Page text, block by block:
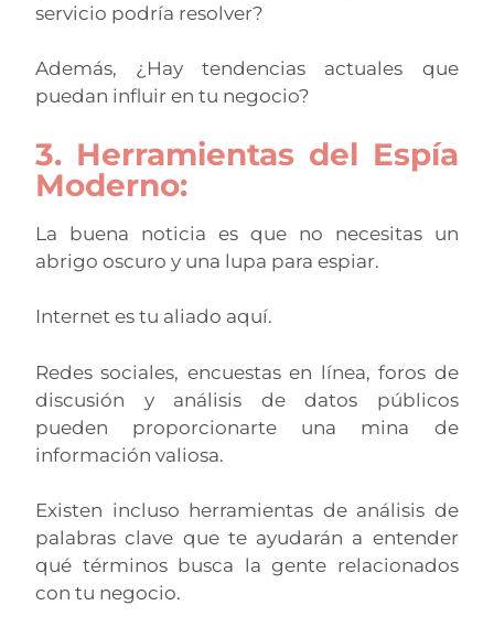
servicio podría resolver?
Además, ¿Hay tendencias actuales que
puedan influir en tu negocio?
3. Herramientas del Espía
Moderno:
La buena noticia es que no necesitas un
abrigo oscuro y una lupa para espiar.
Internet es tu aliado aquí.
Redes sociales, encuestas en línea, foros de
discusión y análisis de datos públicos
pueden proporcionarte una mina de
información valiosa.
Existen incluso herramientas de análisis de
palabras clave que te ayudarán a entender
qué términos busca la gente relacionados
con tu negocio.